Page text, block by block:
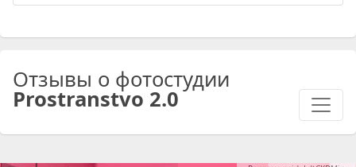
Отзывы о фотостудии
Prostranstvo 2.0